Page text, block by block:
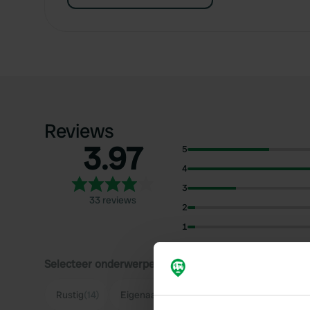
Reviews
3.97
33 reviews
5
4
3
2
1
Selecteer onderwerpen om reviews over te lezen:
Rustig Eigenaar(10) Natuur(9) Eten(7)